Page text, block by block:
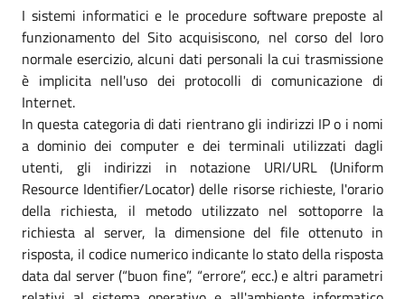
I sistemi informatici e le procedure software preposte al
funzionamento del Sito acquisiscono, nel corso del loro
normale esercizio, alcuni dati personali la cui trasmissione
è implicita nell'uso dei protocolli di comunicazione di
Internet.
In questa categoria di dati rientrano gli indirizzi IP o i nomi
a dominio dei computer e dei terminali utilizzati dagli
utenti, gli indirizzi in notazione URI/URL (Uniform
Resource Identifier/Locator) delle risorse richieste, l'orario
della richiesta, il metodo utilizzato nel sottoporre la
richiesta al server, la dimensione del file ottenuto in
risposta, il codice numerico indicante lo stato della risposta
data dal server (“buon fine”, “errore”, ecc.) e altri parametri